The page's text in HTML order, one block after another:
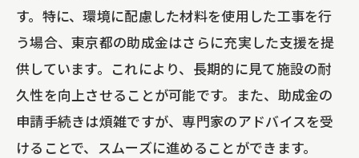
す。特に、環境に配慮した材料を使用した工事を行
う場合、東京都の助成金はさらに充実した支援を提
供しています。これにより、長期的に見て施設の耐
久性を向上させることが可能です。また、助成金の
申請手続きは煩雑ですが、専門家のアドバイスを受
けることで、スムーズに進めることができます。